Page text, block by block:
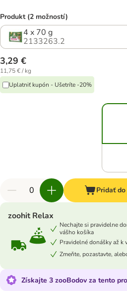
Produkt (2 možností)
4 x 70 g
2133263.2
3,29 €
11,75 € / kg
Uplatniť kupón - Ušetríte -20%
Pridať
zoohit Relax
Nechajte si pravidelne
vášho košíka
Pravidelné donášky až k
Zmeňte, pozastavte,
Získajte 3 zooBodov za tento